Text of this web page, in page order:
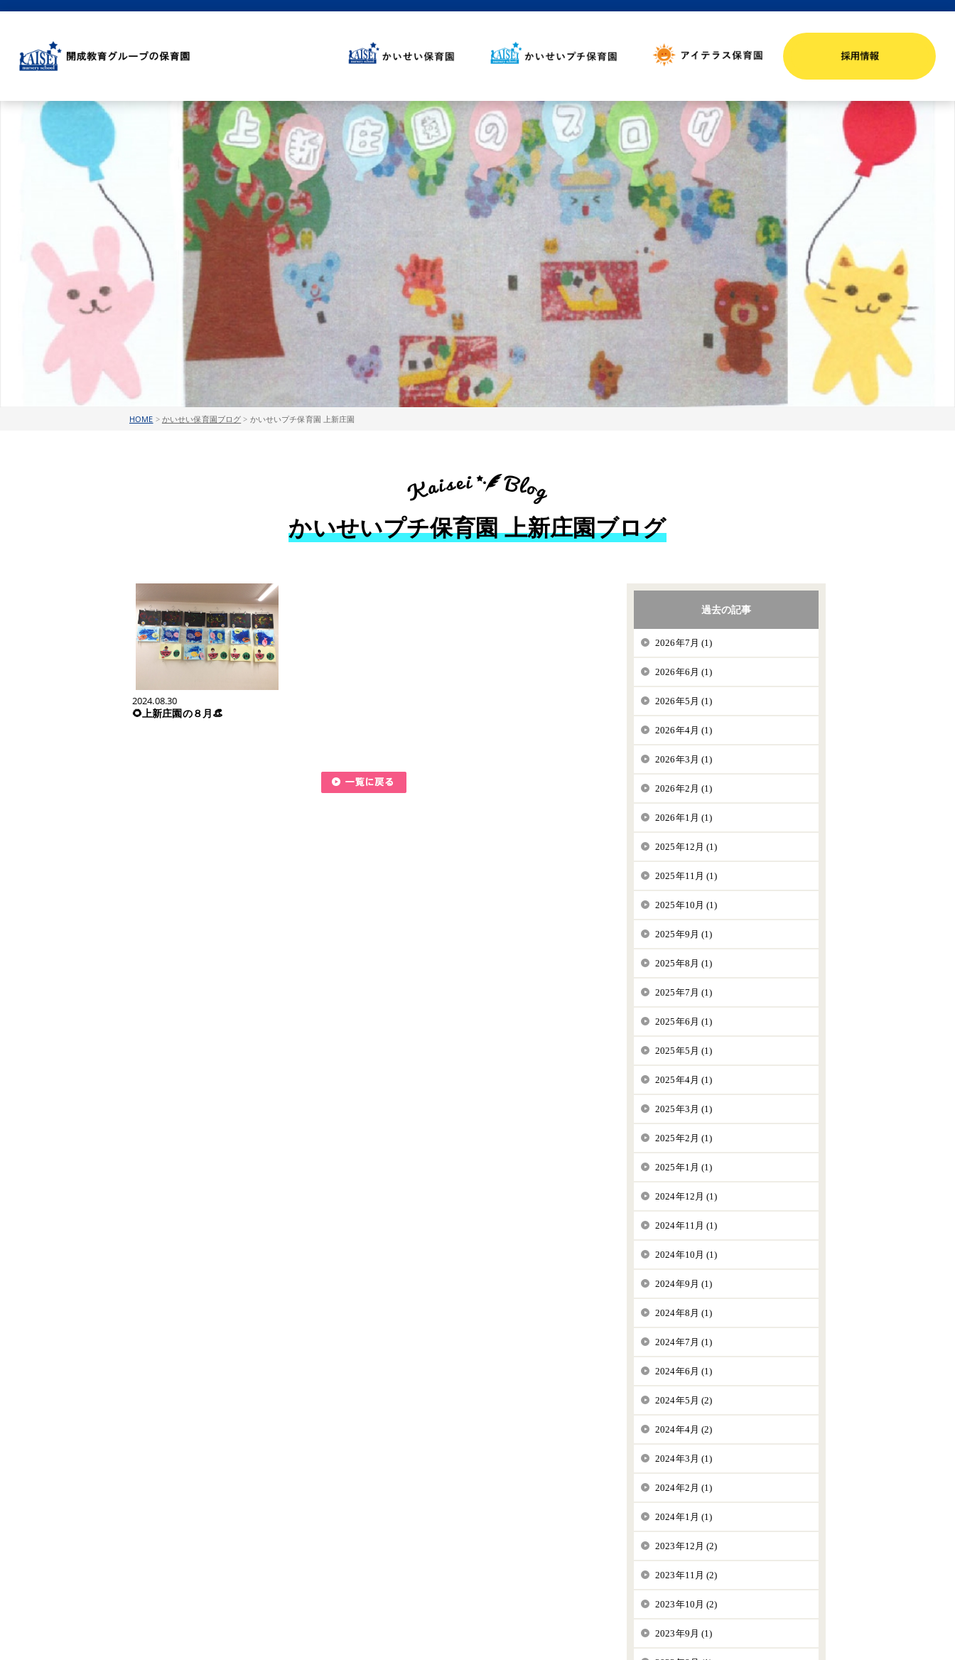
HOME > かいせい保育園ブログ > かいせいプチ保育園 上新庄園
かいせいプチ保育園 上新庄園ブログ
2024.08.30
🌻上新庄園の８月👒
過去の記事
2026年7月 (1)
2026年6月 (1)
2026年5月 (1)
2026年4月 (1)
2026年3月 (1)
2026年2月 (1)
2026年1月 (1)
2025年12月 (1)
2025年11月 (1)
2025年10月 (1)
2025年9月 (1)
2025年8月 (1)
2025年7月 (1)
2025年6月 (1)
2025年5月 (1)
2025年4月 (1)
2025年3月 (1)
2025年2月 (1)
2025年1月 (1)
2024年12月 (1)
2024年11月 (1)
2024年10月 (1)
2024年9月 (1)
2024年8月 (1)
2024年7月 (1)
2024年6月 (1)
2024年5月 (2)
2024年4月 (2)
2024年3月 (1)
2024年2月 (1)
2024年1月 (1)
2023年12月 (2)
2023年11月 (2)
2023年10月 (2)
2023年9月 (1)